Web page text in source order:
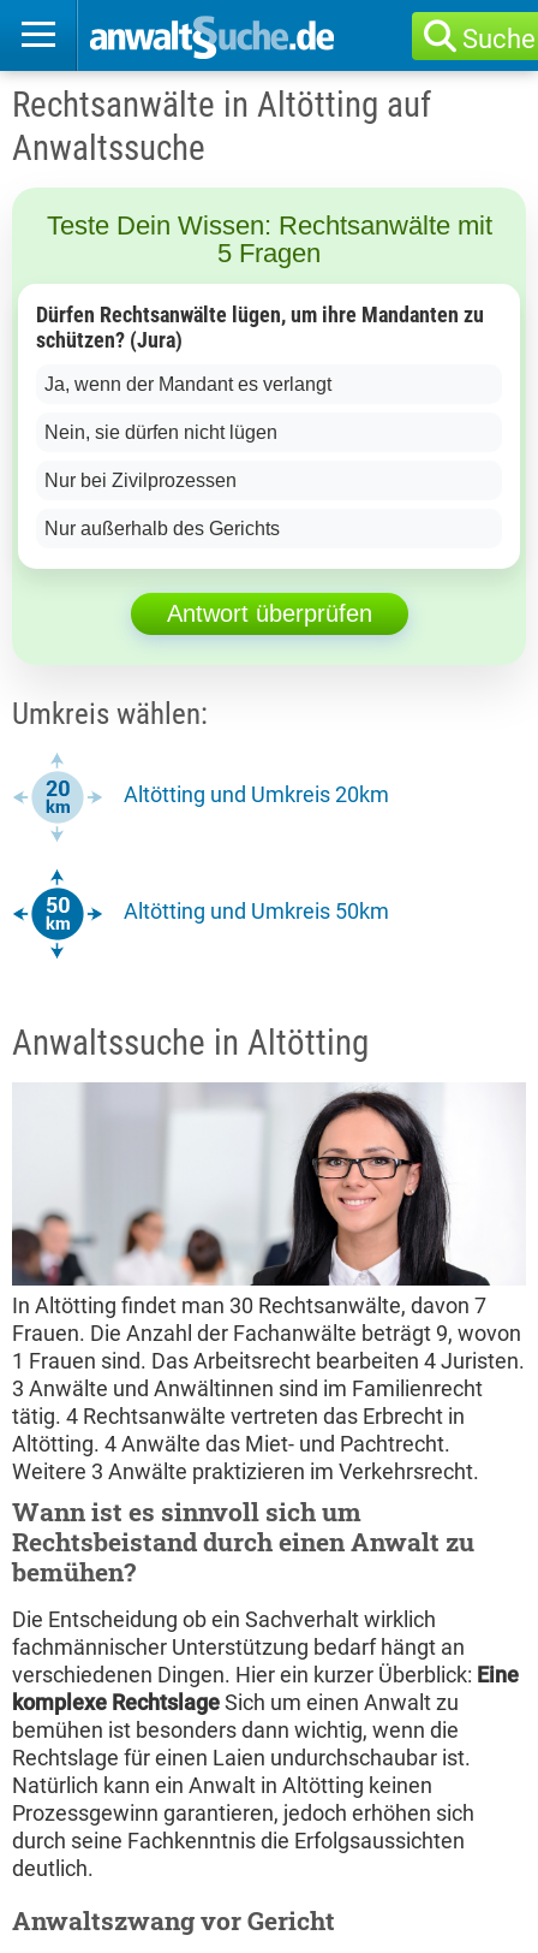
Suche
Rechtsanwälte in Altötting auf
Anwaltssuche
Teste Dein Wissen: Rechtsanwälte mit
5 Fragen
Dürfen Rechtsanwälte lügen, um ihre Mandanten zu
schützen? (Jura)
Ja, wenn der Mandant es verlangt
Nein, sie dürfen nicht lügen
Nur bei Zivilprozessen
Nur außerhalb des Gerichts
Antwort überprüfen
Umkreis wählen:
Altötting und Umkreis 20km
Altötting und Umkreis 50km
Anwaltssuche in Altötting
In Altötting findet man 30 Rechtsanwälte, davon 7
Frauen. Die Anzahl der Fachanwälte beträgt 9, wovon
1 Frauen sind. Das Arbeitsrecht bearbeiten 4 Juristen.
3 Anwälte und Anwältinnen sind im Familienrecht
tätig. 4 Rechtsanwälte vertreten das Erbrecht in
Altötting. 4 Anwälte das Miet- und Pachtrecht.
Weitere 3 Anwälte praktizieren im Verkehrsrecht.
Wann ist es sinnvoll sich um
Rechtsbeistand durch einen Anwalt zu
bemühen?
Die Entscheidung ob ein Sachverhalt wirklich
fachmännischer Unterstützung bedarf hängt an
verschiedenen Dingen. Hier ein kurzer Überblick: Eine
komplexe RechtslageSich um einen Anwalt zu
bemühen ist besonders dann wichtig, wenn die
Rechtslage für einen Laien undurchschaubar ist.
Natürlich kann ein Anwalt in Altötting keinen
Prozessgewinn garantieren, jedoch erhöhen sich
durch seine Fachkenntnis die Erfolgsaussichten
deutlich.
Anwaltszwang vor Gericht